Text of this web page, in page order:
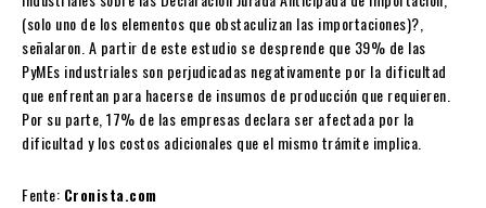
(solo uno de los elementos que obstaculizan las importaciones)?,
señalaron. A partir de este estudio se desprende que 39% de las
PyMEs industriales son perjudicadas negativamente por la dificultad
que enfrentan para hacerse de insumos de producción que requieren.
Por su parte, 17% de las empresas declara ser afectada por la
dificultad y los costos adicionales que el mismo trámite implica.
Fente: Cronista.com